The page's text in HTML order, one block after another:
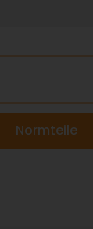
Normteile